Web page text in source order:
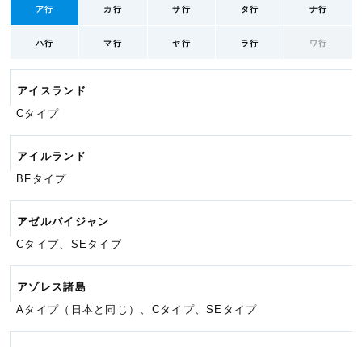
ア行 カ行 サ行 タ行 ナ行
ハ行 マ行 ヤ行 ラ行 ワ行
アイスランド
Cタイプ
アイルランド
BFタイプ
アゼルバイジャン
Cタイプ、SEタイプ
アゾレス諸島
Aタイプ（日本と同じ）、Cタイプ、SEタイプ